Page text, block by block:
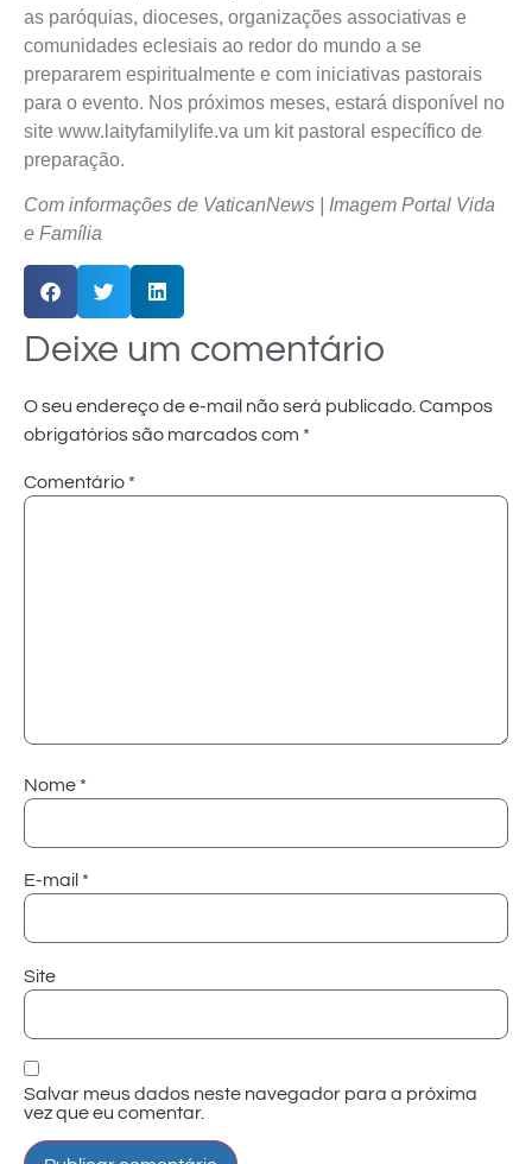
as paróquias, dioceses, organizações associativas e
comunidades eclesiais ao redor do mundo a se
prepararem espiritualmente e com iniciativas pastorais
para o evento. Nos próximos meses, estará disponível no
site www.laityfamilylife.va um kit pastoral específico de
preparação.
Com informações de VaticanNews
| Imagem Portal Vida
e Família
Deixe um comentário
O seu endereço de e-mail não será publicado.Campos
obrigatórios são marcados com *
Comentário *
Nome *
E-mail *
Site
Salvar meus dados neste navegador para a próxima
vez que eu comentar.